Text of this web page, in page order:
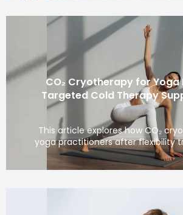
CO₂ Cryotherapy for Yoga
Targeted Cold Therapy
This article explores how CO₂
yoga practitioners after flexibility